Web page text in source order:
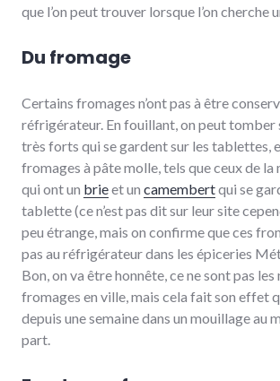
que l’on peut trouver lorsque l’on cherche
Du fromage
Certains fromages n’ont pas à être
réfrigérateur. En fouillant, on peut tomber
très forts qui se gardent sur les tablettes,
fromages à pâte molle, tels que ceux de la
qui ont un brieet un camembertqui se
tablette (ce n’est pas dit sur leur site
peu étrange, mais on confirme que ces
pas au réfrigérateur dans les épiceries
Bon, on va être honnête, ce ne sont pas les
fromages en ville, mais cela fait son effet
depuis une semaine dans un mouillage au
part.